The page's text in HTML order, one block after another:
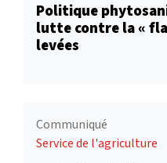
Politique
lutte contre la «
levées
Communiqué
Service de l'agriculture